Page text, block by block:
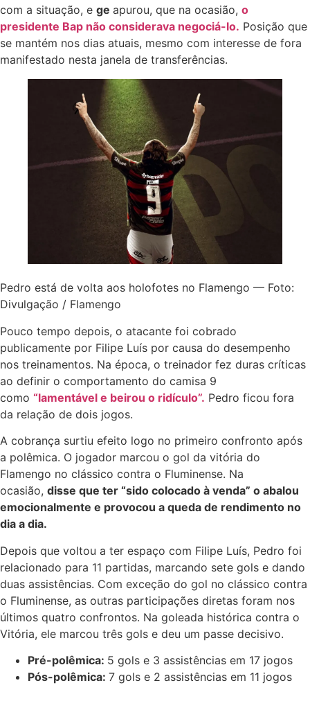
com a situação, e ge apurou, que na ocasião, o
presidente Bap não considerava negociá-lo. Posição que
se mantém nos dias atuais, mesmo com interesse de fora
manifestado nesta janela de transferências.
Pedro está de volta aos holofotes no Flamengo — Foto:
Divulgação / Flamengo
Pouco tempo depois, o atacante foi cobrado
publicamente por Filipe Luís por causa do desempenho
nos treinamentos. Na época, o treinador fez duras críticas
ao definir o comportamento do camisa 9
como “lamentável e beirou o ridículo”. Pedro ficou fora
da relação de dois jogos.
A cobrança surtiu efeito logo no primeiro confronto após
a polêmica. O jogador marcou o gol da vitória do
Flamengo no clássico contra o Fluminense. Na
ocasião, disse que ter “sido colocado à venda” o abalou
emocionalmente e provocou a queda de rendimento no
dia a dia.
Depois que voltou a ter espaço com Filipe Luís, Pedro foi
relacionado para 11 partidas, marcando sete gols e dando
duas assistências. Com exceção do gol no clássico contra
o Fluminense, as outras participações diretas foram nos
últimos quatro confrontos. Na goleada histórica contra o
Vitória, ele marcou três gols e deu um passe decisivo.
Pré-polêmica: 5 gols e 3 assistências em 17 jogos
Pós-polêmica: 7 gols e 2 assistências em 11 jogos